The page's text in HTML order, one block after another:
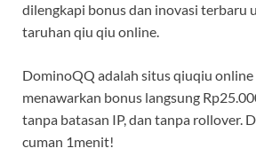
dilengkapi bonus dan inovasi terbaru
taruhan qiu qiu online.
DominoQQ adalah situs qiuqiu
menawarkan bonus langsung
tanpa batasan IP, dan tanpa rollover.
cuman 1menit!